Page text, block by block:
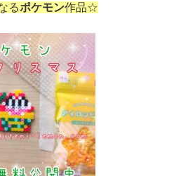
るポケモン作品☆